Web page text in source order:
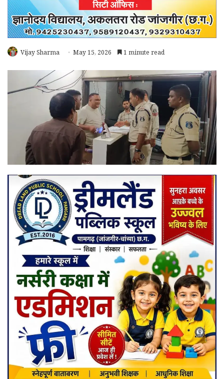
Vijay Sharma May 15, 2026 1 minute read